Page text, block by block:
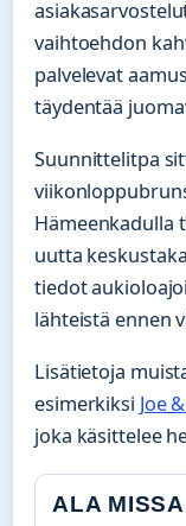
vaihtoehdon
palvelevat
täydentää
Suunnittelitpa
Hämeenkadulla
uutta
tiedot
lähteistä ennen
Lisätietoja
esimerkiksi Joe
joka käsittelee
ALA